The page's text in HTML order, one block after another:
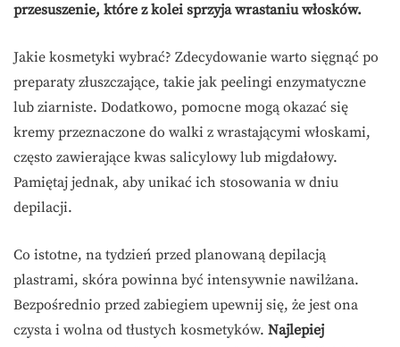
przesuszenie, które z kolei sprzyja wrastaniu włosków.
Jakie kosmetyki wybrać? Zdecydowanie warto sięgnąć po
preparaty złuszczające, takie jak peelingi enzymatyczne
lub ziarniste. Dodatkowo, pomocne mogą okazać się
kremy przeznaczone do walki z wrastającymi włoskami,
często zawierające kwas salicylowy lub migdałowy.
Pamiętaj jednak, aby unikać ich stosowania w dniu
depilacji.
Co istotne, na tydzień przed planowaną depilacją
plastrami, skóra powinna być intensywnie nawilżana.
Bezpośrednio przed zabiegiem upewnij się, że jest ona
czysta i wolna od tłustych kosmetyków. Najlepiej